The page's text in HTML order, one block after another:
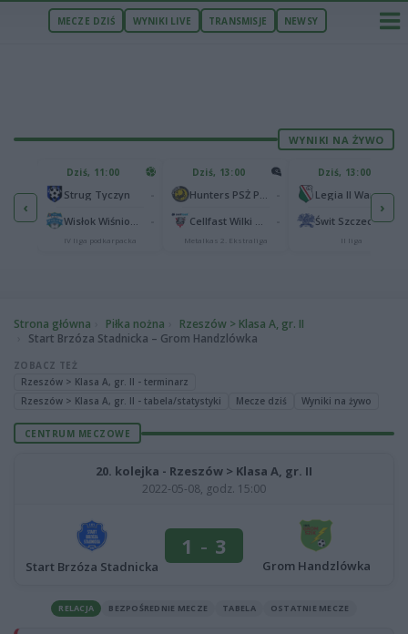
MECZE DZIŚ WYNIKI LIVE TRANSMISJE NEWSY
WYNIKI NA ŻYWO
‹
Podbeskidzie Bielsko-Biała2
2
Dziś, 11:00
Strug Tyczyn
IV liga podkarpacka
Dziś, 13:00
Metalkas 2. Ekstraliga
Dziś, 13:00
Legia II Warszawa
Świt Szczecin
II liga
›
Strona główna Piłka nożna
Rzeszów > Klasa A, gr. II
Start Brzóza Stadnicka – Grom Handzlówka
ZOBACZ TEŻ
Rzeszów > Klasa A, gr. II - terminarz
Rzeszów > Klasa A, gr. II - tabela/statystyki
Mecze dziś Wyniki na żywo
CENTRUM MECZOWE
20. kolejka - Rzeszów > Klasa A, gr. II
2022-05-08, godz. 15:00
Start Brzóza Stadnicka
1 - 3
Grom Handzlówka
RELACJA BEZPOŚREDNIE MECZE TABELA OSTATNIE MECZE